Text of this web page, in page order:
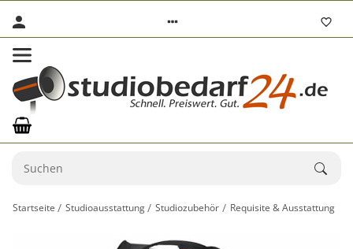
Startseite Studioausstattung Studiozubehör Requisite & Ausstattung